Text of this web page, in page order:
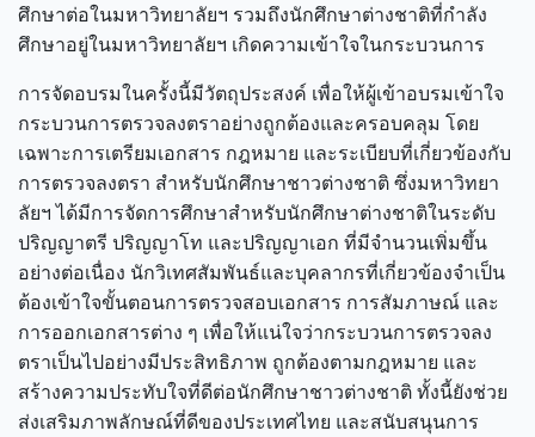
ศึกษาต่อในมหาวิทยาลัยฯ รวมถึงนักศึกษาต่างชาติที่กำลัง
ศึกษาอยู่ในมหาวิทยาลัยฯ เกิดความเข้าใจในกระบวนการ
การจัดอบรมในครั้งนี้มีวัตถุประสงค์ เพื่อให้ผู้เข้าอบรมเข้าใจ
กระบวนการตรวจลงตราอย่างถูกต้องและครอบคลุม โดย
เฉพาะการเตรียมเอกสาร กฎหมาย และระเบียบที่เกี่ยวข้องกับ
การตรวจลงตรา สำหรับนักศึกษาชาวต่างชาติ ซึ่งมหาวิทยา
ลัยฯ ได้มีการจัดการศึกษาสำหรับนักศึกษาต่างชาติในระดับ
ปริญญาตรี ปริญญาโท และปริญญาเอก ที่มีจำนวนเพิ่มขึ้น
อย่างต่อเนื่อง นักวิเทศสัมพันธ์และบุคลากรที่เกี่ยวข้องจำเป็น
ต้องเข้าใจขั้นตอนการตรวจสอบเอกสาร การสัมภาษณ์ และ
การออกเอกสารต่าง ๆ เพื่อให้แน่ใจว่ากระบวนการตรวจลง
ตราเป็นไปอย่างมีประสิทธิภาพ ถูกต้องตามกฎหมาย และ
สร้างความประทับใจที่ดีต่อนักศึกษาชาวต่างชาติ ทั้งนี้ยังช่วย
ส่งเสริมภาพลักษณ์ที่ดีของประเทศไทย และสนับสนุนการ